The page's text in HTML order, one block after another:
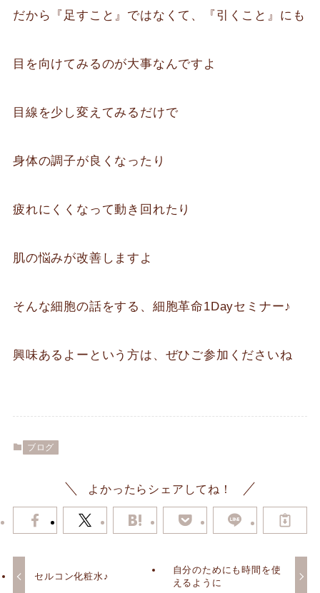
だから『足すこと』ではなくて、『引くこと』にも
目を向けてみるのが大事なんですよ
目線を少し変えてみるだけで
身体の調子が良くなったり
疲れにくくなって動き回れたり
肌の悩みが改善しますよ
そんな細胞の話をする、細胞革命1Dayセミナー♪
興味あるよーという方は、ぜひご参加くださいね
ブログ
よかったらシェアしてね！
セルコン化粧水♪
自分のためにも時間を使
えるように